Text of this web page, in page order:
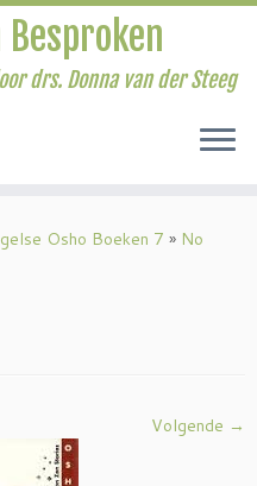
Besproken
drs. Donna van der Steeg
Osho Boeken 7 » No
Volgende →